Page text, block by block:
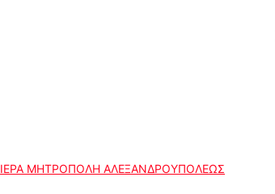
ΙΕΡΑ ΜΗΤΡΟΠΟΛΗ ΑΛΕΞΑΝΔΡΟΥΠΟΛΕΩΣ